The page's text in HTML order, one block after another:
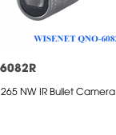
NW IR Bullet Camera